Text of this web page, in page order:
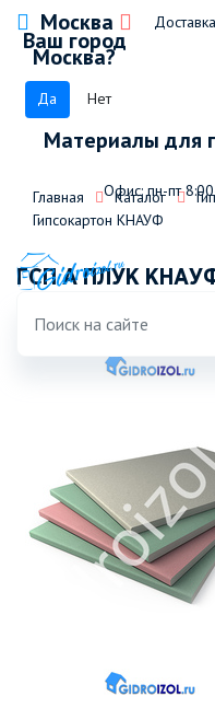
Москва
Ваш город
Москва?
Да Нет
Материалы для
Офис: пн-пт
Главная Каталог
Гипсокартон КНАУФ
ГСП А ПЛУК КНАУФ